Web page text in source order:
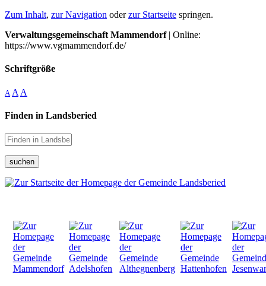
Zum Inhalt, zur Navigation oderzur Startseite springen.
Verwaltungsgemeinschaft Mammendorf| Online:
https://www.vgmammendorf.de/
Schriftgröße
A A A
Finden in Landsberied
suchen